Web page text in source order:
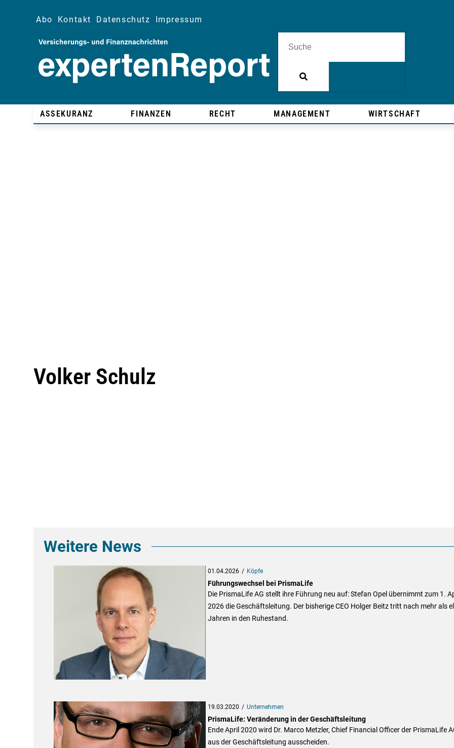
Abo Kontakt Datenschutz Impressum
ASSEKURANZ FINANZEN RECHT MANAGEMENT WIRTSCHAFT
Volker Schulz
Weitere News
01.04.2026 Köpfe
Führungswechsel bei PrismaLife
Die PrismaLife AG stellt ihre Führung neu auf: Stefan Opel übernimmt zum 1.
2026 die Geschäftsleitung. Der bisherige CEO Holger Beitz tritt nach mehr als
Jahren in den Ruhestand.
19.03.2020 Unternehmen
PrismaLife: Veränderung in der Geschäftsleitung
Ende April 2020 wird Dr. Marco Metzler, Chief Financial Officer der PrismaLife
aus der Geschäftsleitung ausscheiden.